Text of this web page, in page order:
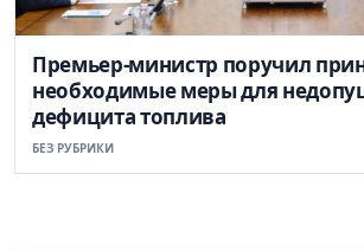
Премьер-министр поручил
необходимые меры для
дефицита топлива
БЕЗ РУБРИКИ